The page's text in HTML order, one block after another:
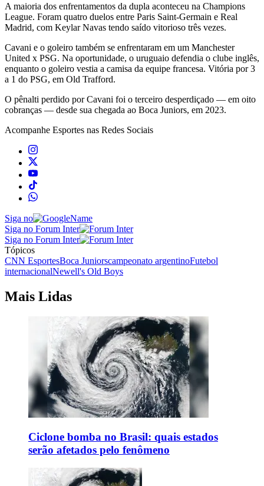
A maioria dos enfrentamentos da dupla aconteceu na Champions
League. Foram quatro duelos entre Paris Saint-Germain e Real
Madrid, com Keylar Navas tendo saído vitorioso três vezes.
Cavani e o goleiro também se enfrentaram em um Manchester
United x PSG. Na oportunidade, o uruguaio defendia o clube inglês,
enquanto o goleiro vestia a camisa da equipe francesa. Vitória por 3
a 1 do PSG, em Old Trafford.
O pênalti perdido por Cavani foi o terceiro desperdiçado — em oito
cobranças — desde sua chegada ao Boca Juniors, em 2023.
Acompanhe Esportes nas Redes Sociais
Siga no
Siga no Forum Inter
Siga no Forum Inter
Tópicos
CNN EsportesBoca Juniorscampeonato argentinoFutebol
internacionalNewell's Old Boys
Mais Lidas
Ciclone bomba no Brasil: quais estados
serão afetados pelo fenômeno